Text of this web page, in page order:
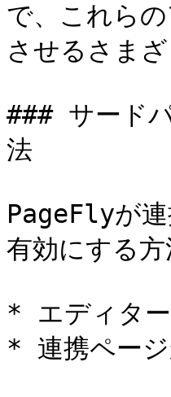
で、これら
させるさま
### サード
法
PageFlyが連
有効にする
* エディタ
* 連携ページ